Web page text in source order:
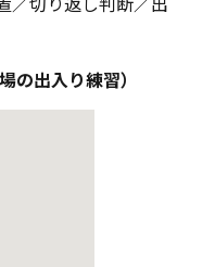
出入り練習）